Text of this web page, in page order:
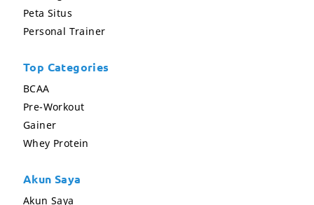
Peta Situs
Personal Trainer
Top Categories
BCAA
Pre-Workout
Gainer
Whey Protein
Akun Saya
Akun Saya